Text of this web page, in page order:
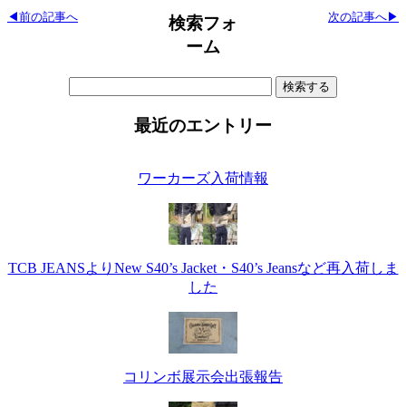
次の記事へ▶
◀前の記事へ
検索フォ
ーム
最近のエントリー
ワーカーズ入荷情報
TCB JEANSよりNew S40’s Jacket・S40’s Jeansなど再入荷しま
した
コリンボ展示会出張報告